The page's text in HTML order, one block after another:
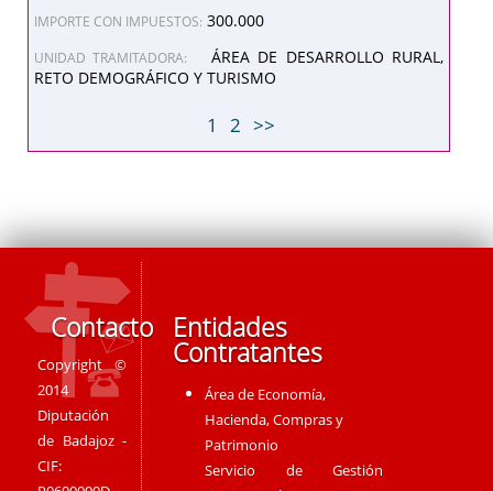
IMPORTE CON IMPUESTOS: 300.000
UNIDAD TRAMITADORA:
ÁREA DE DESARROLLO RURAL,
RETO DEMOGRÁFICO Y TURISMO
1 2 >>
Contacto
Copyright ©
2014
Diputación
de Badajoz -
CIF:
Entidades
Contratantes
Área de Economía,
Hacienda, Compras y
Patrimonio
Servicio de Gestión